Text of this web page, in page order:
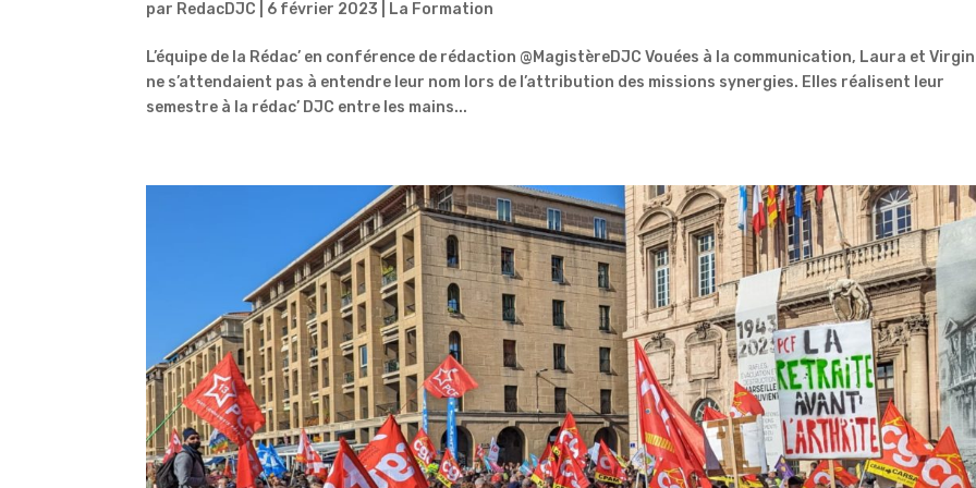
par RedacDJC 6 février 2023 La Formation
L’équipe de la Rédac’ en conférence de rédaction @MagistèreDJC Vouées à la communication, Laura et
ne s’attendaient pas à entendre leur nom lors de l’attribution des missions synergies. Elles réalisent leur
semestre à la rédac’ DJC entre les mains...